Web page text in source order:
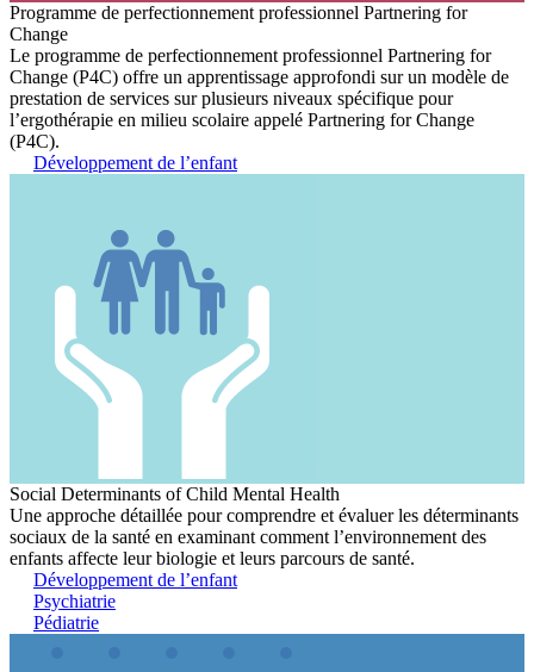
Programme de perfectionnement professionnel Partnering for
Change
Le programme de perfectionnement professionnel Partnering for
Change (P4C) offre un apprentissage approfondi sur un modèle de
prestation de services sur plusieurs niveaux spécifique pour
l’ergothérapie en milieu scolaire appelé Partnering for Change
(P4C).
Développement de l’enfant
Social Determinants of Child Mental Health
Une approche détaillée pour comprendre et évaluer les déterminants
sociaux de la santé en examinant comment l’environnement des
enfants affecte leur biologie et leurs parcours de santé.
Développement de l’enfant
Psychiatrie
Pédiatrie